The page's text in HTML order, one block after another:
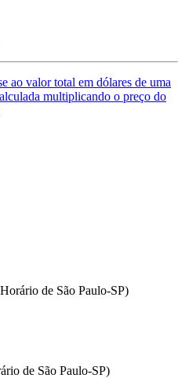
ao valor total em dólares de uma
multiplicando o preço do
de São Paulo-SP)
de São Paulo-SP)